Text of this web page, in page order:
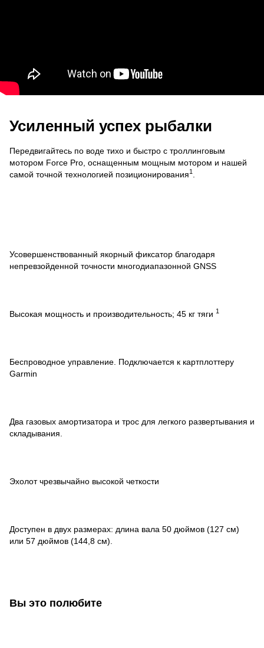
Усиленный успех рыбалки
Передвигайтесь по воде тихо и быстро с троллинговым
мотором Force Pro, оснащенным мощным мотором и нашей
самой точной технологией позиционирования1
Усовершенствованный якорный фиксатор благодаря
непревзойденной точности многодиапазонной GNSS
Высокая мощность и производительность; 45 кг тяги 1
Беспроводное управление. Подключается к картплоттеру
Garmin
Два газовых амортизатора и трос для легкого развертывания и
складывания.
Эхолот чрезвычайно высокой четкости
Доступен в двух размерах: длина вала 50 дюймов (127 см)
или 57 дюймов (144,8 см).
Вы это полюбите